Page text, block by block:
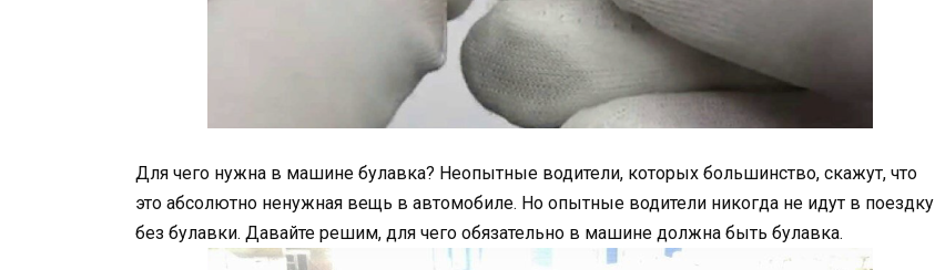
Для чего нужна в машине булавка? Неопытные водители, которых большинство, скажут, что
это абсолютно ненужная вещь в автомобиле. Но опытные водители никогда не идут в поездку
без булавки. Давайте решим, для чего обязательно в машине должна быть булавка.